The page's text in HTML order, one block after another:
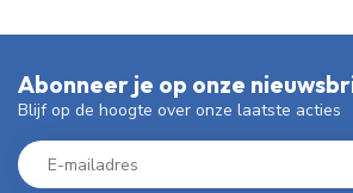
Abonneer je op onze
Blijf op de hoogte over onze laatste acties